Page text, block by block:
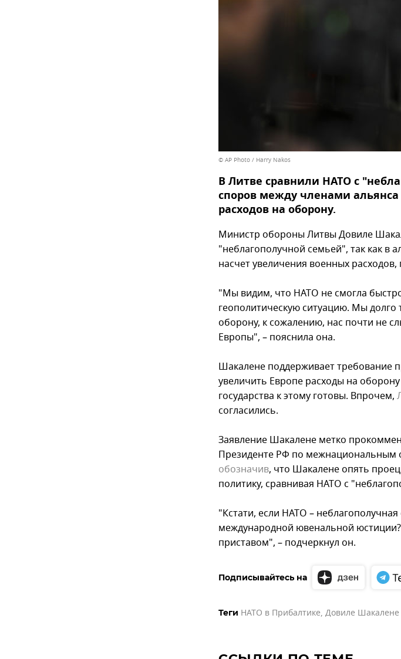
© AP Photo / Harry Nakos
В Литве сравнили НАТО с
споров между членами
расходов на оборону.
Министр обороны Литвы Довиле
"неблагополучной семьей", так как в
насчет увеличения военных
"Мы видим, что НАТО не смогла
геополитическую ситуацию. Мы долго
оборону, к сожалению, нас почти не
Европы", – пояснила она.
Шакалене поддерживает требование
увеличить Европе расходы на
государства к этому готовы. Впрочем,
согласились.
Заявление Шакалене метко
Президенте РФ по межнациональным
обозначив, что Шакалене опять
политику, сравнивая НАТО с
"Кстати, если НАТО –
международной ювенальной
приставом", – подчеркнул он.
Подписывайтесь на
Теги НАТО в Прибалтике, Довиле Шакалене